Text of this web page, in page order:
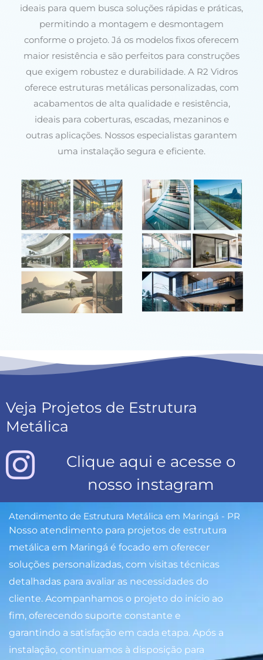
ideais para quem busca soluções rápidas e práticas,
permitindo a montagem e desmontagem
conforme o projeto. Já os modelos fixos oferecem
maior resistência e são perfeitos para construções
que exigem robustez e durabilidade. A R2 Vidros
oferece estruturas metálicas personalizadas, com
acabamentos de alta qualidade e resistência,
ideais para coberturas, escadas, mezaninos e
outras aplicações. Nossos especialistas garantem
uma instalação segura e eficiente.
Veja Projetos de Estrutura
Metálica
Clique aqui e acesse o
nosso instagram
Atendimento de Estrutura Metálica em Maringá - PR
Nosso atendimento para projetos de estrutura
metálica em Maringá é focado em oferecer
soluções personalizadas, com visitas técnicas
detalhadas para avaliar as necessidades do
cliente. Acompanhamos o projeto do início ao
fim, oferecendo suporte constante e
garantindo a satisfação em cada etapa. Após a
instalação, continuamos à disposição para